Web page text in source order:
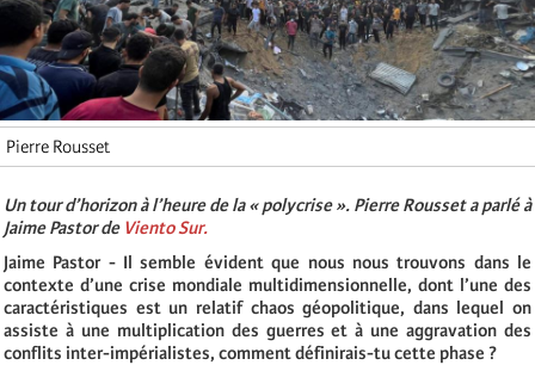
Pierre Rousset
Un tour d’horizon à l’heure de la « polycrise ». Pierre Rousset a parlé à
Jaime Pastor de Viento Sur.
Jaime Pastor - Il semble évident que nous nous trouvons dans le
contexte d’une crise mondiale multidimensionnelle, dont l’une des
caractéristiques est un relatif chaos géopolitique, dans lequel on
assiste à une multiplication des guerres et à une aggravation des
conflits inter-impérialistes, comment définirais-tu cette phase ?